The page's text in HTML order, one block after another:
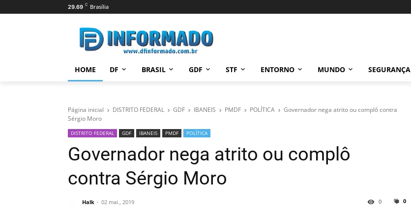
29.69 C Brasília
HOME DF BRASIL GDF STF ENTORNO MUNDO SEGURANÇA
Página inicial DISTRITO FEDERAL GDF IBANEIS PMDF POLÍTICA
Governador nega atrito ou complô contra
Sérgio Moro
DISTRITO FEDERAL GDF IBANEIS PMDF POLÍTICA
Governador nega atrito ou complô
contra Sérgio Moro
Halk 02 mai., 2019 0
0